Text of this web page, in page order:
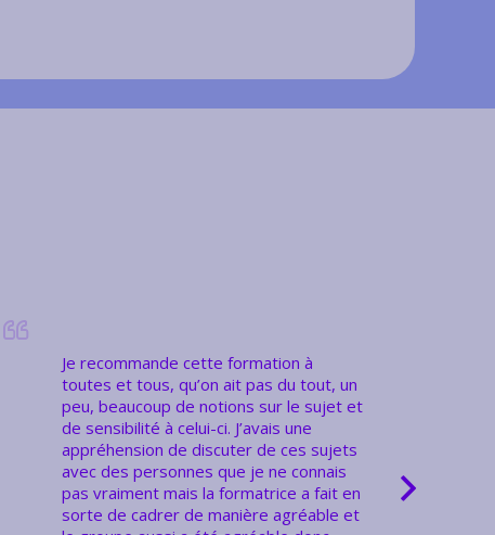
Je recommande cette formation à
toutes et tous, qu’on ait pas du tout, un
peu, beaucoup de notions sur le sujet et
de sensibilité à celui-ci. J’avais une
appréhension de discuter de ces sujets
avec des personnes que je ne connais
pas vraiment mais la formatrice a fait en
sorte de cadrer de manière agréable et